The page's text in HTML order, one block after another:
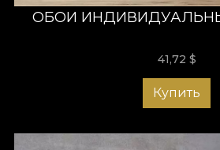
ОБОИ
41,72 $
Купить